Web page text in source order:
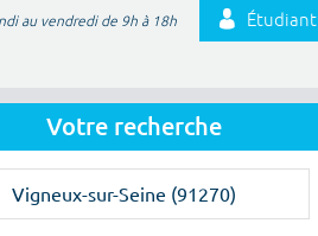
au vendredi de 9h à 18h Étudiant
Votre recherche